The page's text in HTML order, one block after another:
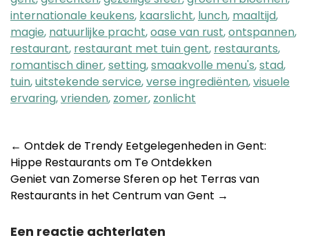
internationale keukens, kaarslicht, lunch, maaltijd,
magie, natuurlijke pracht,oase van rust,ontspannen,
restaurant, restaurant met tuin gent, restaurants,
romantisch diner,setting,smaakvolle menu's,stad,
tuin,uitstekende service,verse ingrediënten,visuele
ervaring,vrienden, zomer, zonlicht
Post
navigation
← Ontdek de Trendy Eetgelegenheden in Gent:
Hippe Restaurants om Te Ontdekken
Geniet van Zomerse Sferen op het Terras van
Restaurants in het Centrum van Gent →
Een reactie achterlaten